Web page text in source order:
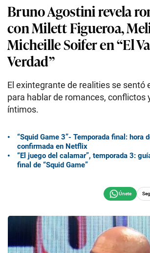
Bruno Agostini revela
con Milett Figueroa,
Micheille Soifer en “El
Verdad”
El exintegrante de realities se sentó
para hablar de romances, conflictos
íntimos.
“Squid Game 3”- Temporada final: hora
confirmada en Netflix
“El juego del calamar”, temporada 3:
final de “Squid Game”